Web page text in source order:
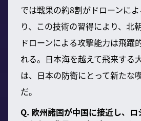
では戦果の約8割がドローンに
り、この技術の習得により、北
ドローンによる攻撃能力は飛躍
れる。日本海を越えて飛来する
は、日本の防衛にとって新たな
だ。
Q. 欧州諸国が中国に接近し、